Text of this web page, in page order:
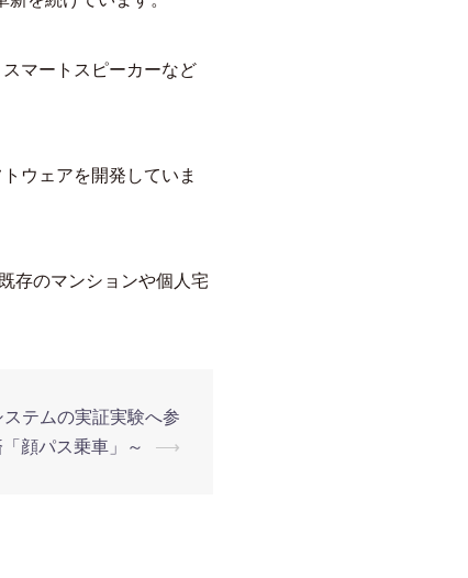
マートスピーカーなど
ウェアを開発していま
存のマンションや個人宅
テムの実証実験へ参
顔パス乗車」～
⟶